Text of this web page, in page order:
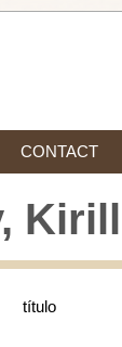
CONTACT
Kirill
título